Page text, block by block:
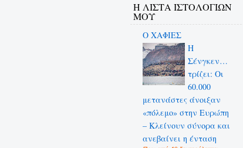
Η ΛΙΣΤΑ ΙΣΤΟΛΟΓΙΩΝ
ΜΟΥ
Ο ΧΑΦΙΕΣ
Η
Σένγκεν…
τρίζει: Οι
60.000
μετανάστες άνοιξαν
«πόλεμο» στην Ευρώπη
– Κλείνουν σύνορα και
ανεβαίνει η ένταση